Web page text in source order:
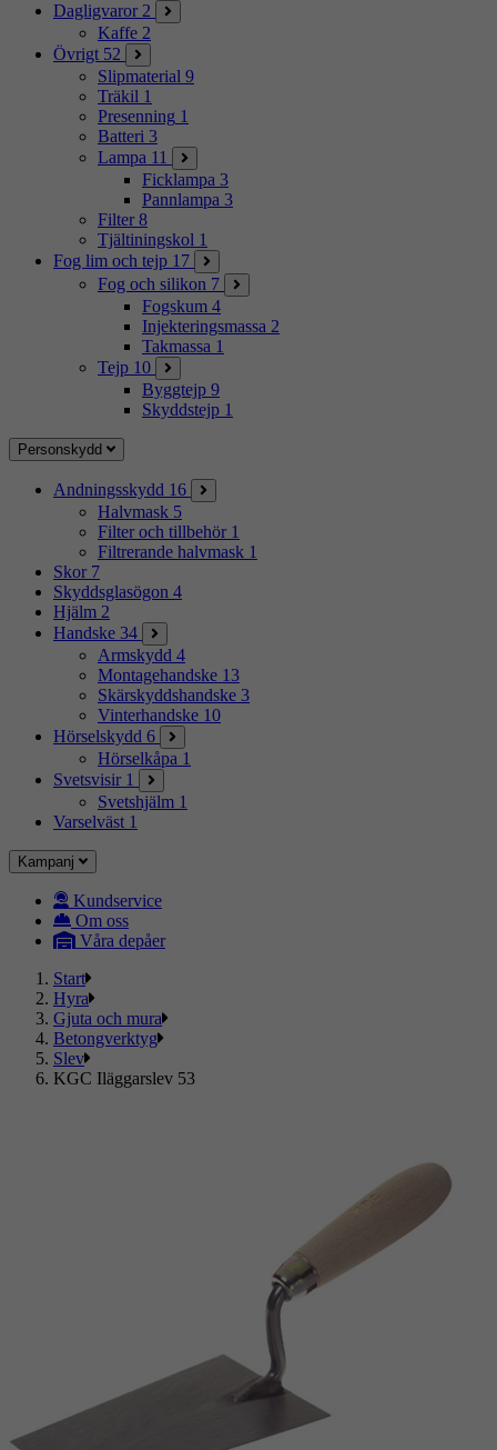
Dagligvaror 2
Kaffe 2
Övrigt 52
Slipmaterial 9
Träkil 1
Presenning 1
Batteri 3
Lampa 11
Ficklampa 3
Pannlampa 3
Filter 8
Tjältiningskol 1
Fog lim och tejp 17
Fog och silikon 7
Fogskum 4
Injekteringsmassa 2
Takmassa 1
Tejp 10
Byggtejp 9
Skyddstejp 1
Personskydd
Andningsskydd 16
Halvmask 5
Filter och tillbehör 1
Filtrerande halvmask 1
Skor 7
Skyddsglasögon 4
Hjälm 2
Handske 34
Armskydd 4
Montagehandske 13
Skärskyddshandske 3
Vinterhandske 10
Hörselskydd 6
Hörselkåpa 1
Svetsvisir 1
Svetshjälm 1
Varselväst 1
Kampanj
Kundservice
Om oss
Våra depåer
Start
Hyra
Gjuta och mura
Betongverktyg
Slev
KGC Iläggarslev 53